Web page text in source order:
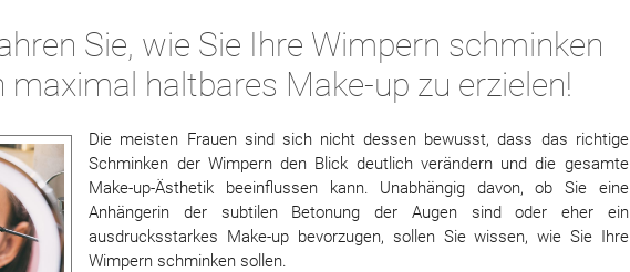
Sie, wie Sie Ihre Wimpern schminken
maximal haltbares Make-up zu erzielen!
Die meisten Frauen sind sich nicht dessen bewusst, dass das richtige
Schminken der Wimpern den Blick deutlich verändern und die gesamte
Make-up-Ästhetik beeinflussen kann. Unabhängig davon, ob Sie eine
Anhängerin der subtilen Betonung der Augen sind oder eher ein
ausdrucksstarkes Make-up bevorzugen, sollen Sie wissen, wie Sie Ihre
Wimpern schminken sollen.